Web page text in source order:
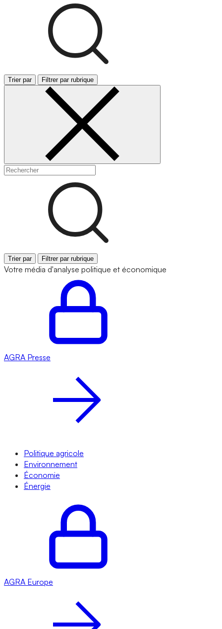
Trier par Filtrer par rubrique
Trier par Filtrer par rubrique
Votre média d'analyse politique et économique
AGRA Presse
Politique agricole
Environnement
Économie
Énergie
AGRA Europe